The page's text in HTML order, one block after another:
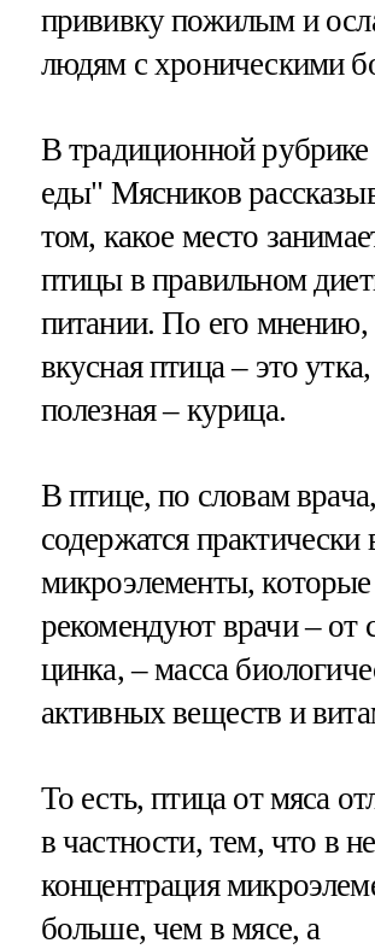
прививку пожилым и
людям с хроническими
В традиционной
еды" Мясников
том, какое место
птицы в правильном
питании. По его мнению,
вкусная птица – это
полезная – курица.
В птице, по словам врача,
содержатся практически
микроэлементы,
рекомендуют врачи – от
цинка, – масса
активных веществ и
То есть, птица от мяса
в частности, тем, что в
концентрация
больше, чем в мясе, а